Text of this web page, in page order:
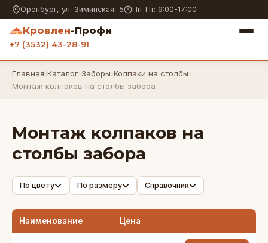
Оренбург, ул. Зиминская, 5 Пн-Пт: 9:00-17:00
Кровлен-Профи
+7 (3532) 43-28-91
Главная›Каталог›Заборы›Колпаки на столбы›
Монтаж колпаков на столбы забора
Монтаж колпаков на
столбы забора
По цвету По размеру Справочник
Наименование Цена